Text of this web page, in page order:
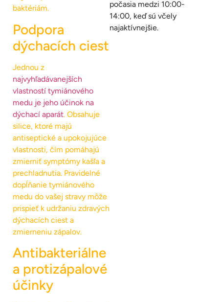
baktériám.
Podpora
dýchacích ciest
Jednou z
najvyhľadávanejších
vlastností tymiánového
medu je jeho účinok na
dýchací aparát. Obsahuje
silice, ktoré majú
antiseptické a upokojujúce
vlastnosti, čím pomáhajú
zmierniť symptómy kašľa a
prechladnutia. Pravidelné
dopĺňanie tymiánového
medu do vašej stravy môže
prispieť k udržaniu zdravých
dýchacích ciest a
zmierneniu zápalov.
Antibakteriálne
a protizápalové
účinky
počasia medzi 10:00-
14:00, keď sú včely
najaktívnejšie.